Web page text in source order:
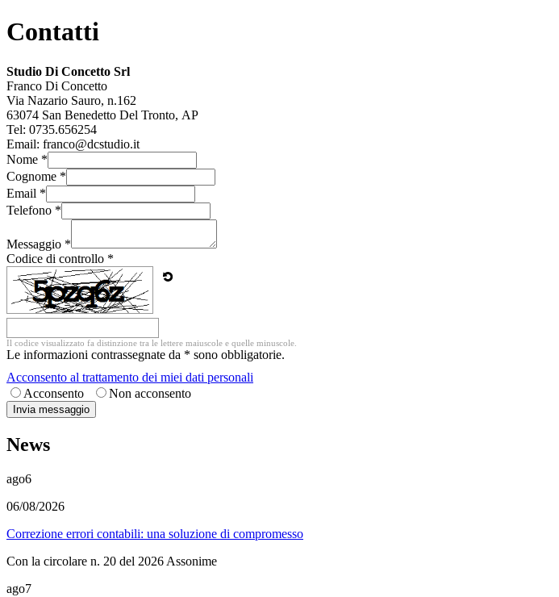
Contatti
Studio Di Concetto Srl
Franco Di Concetto
Via Nazario Sauro, n.162
63074 San Benedetto Del Tronto, AP
Tel: 0735.656254
Email: franco@dcstudio.it
Nome *
Cognome *
Email *
Telefono *
Messaggio *
Codice di controllo *
Il codice visualizzato fa distinzione tra le lettere maiuscole e quelle minuscole.
Le informazioni contrassegnate da * sono obbligatorie.
Acconsento al trattamento dei miei dati personali
Acconsento
Non acconsento
News
ago6
06/08/2026
Correzione errori contabili: una soluzione di compromesso
Con la circolare n. 20 del 2026 Assonime
ago7